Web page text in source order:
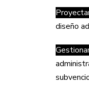
diseño